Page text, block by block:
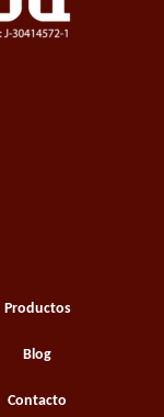
Productos
Blog
Contacto